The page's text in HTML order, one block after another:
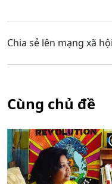
Chia sẻ lên mạng xã
Cùng chủ đề